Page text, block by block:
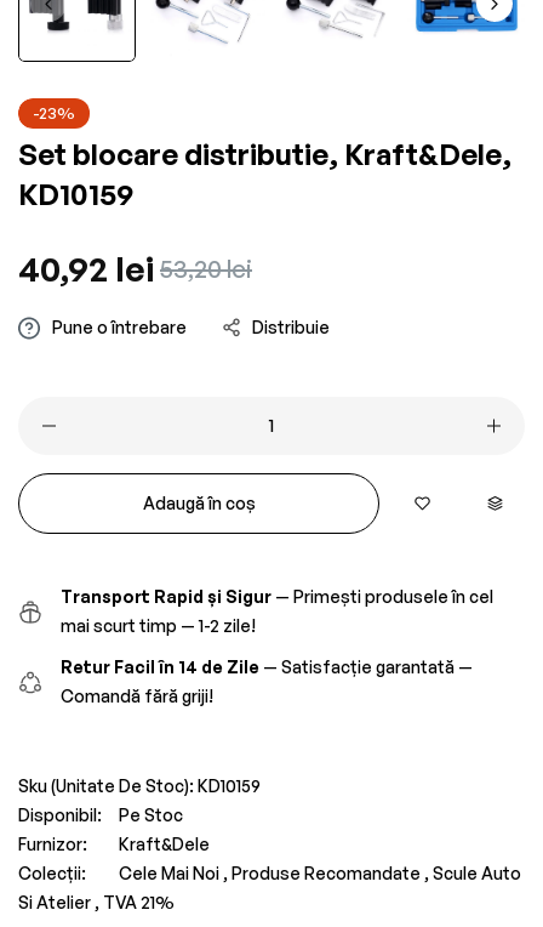
-23%
Set blocare distributie, Kraft&Dele,
KD10159
Preț
obișnuit
40,92 lei Preț
redus
53,20 lei
Pune o întrebare Distribuie
Adaugă în coș
Transport Rapid și Sigur — Primești produsele în cel
mai scurt timp — 1-2 zile!
Retur Facil în 14 de Zile — Satisfacție garantată —
Comandă fără griji!
Sku (Unitate De Stoc): KD10159
Disponibil:
Pe Stoc
Furnizor:
Kraft&Dele
Colecții:
Cele Mai Noi , Produse Recomandate , Scule Auto
Si Atelier , TVA 21%